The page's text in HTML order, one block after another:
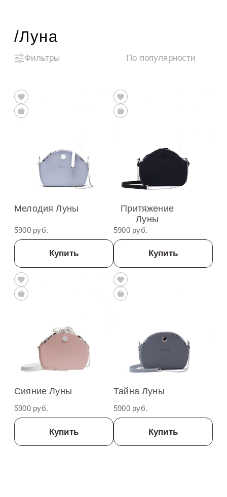
/Луна
Фильтры
Мелодия Луны
5900 руб.
Купить
Притяжение
Луны
5900 руб.
Купить
Сияние Луны
5900 руб.
Купить
Тайна Луны
5900 руб.
Купить